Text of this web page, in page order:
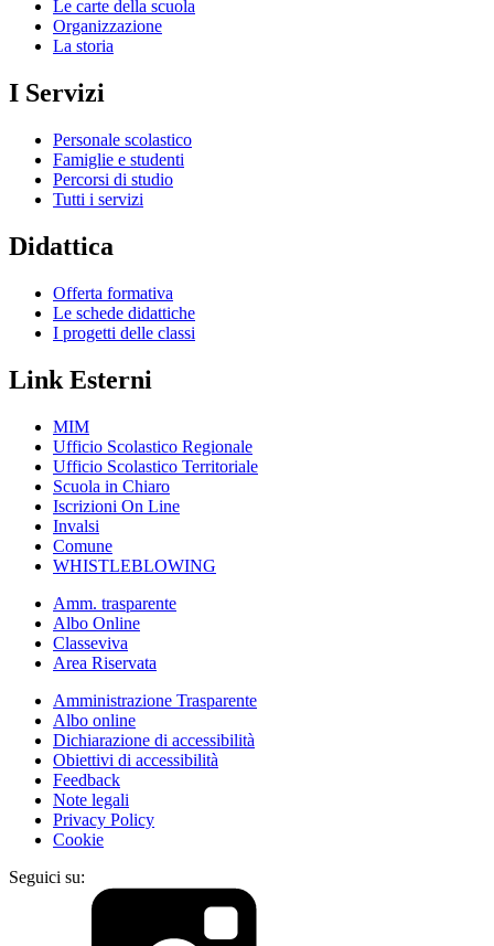
Le carte della scuola
Organizzazione
La storia
I Servizi
Personale scolastico
Famiglie e studenti
Percorsi di studio
Tutti i servizi
Didattica
Offerta formativa
Le schede didattiche
I progetti delle classi
Link Esterni
MIM
Ufficio Scolastico Regionale
Ufficio Scolastico Territoriale
Scuola in Chiaro
Iscrizioni On Line
Invalsi
Comune
WHISTLEBLOWING
Amm. trasparente
Albo Online
Classeviva
Area Riservata
Amministrazione Trasparente
Albo online
Dichiarazione di accessibilità
Obiettivi di accessibilità
Feedback
Note legali
Privacy Policy
Cookie
Seguici su: